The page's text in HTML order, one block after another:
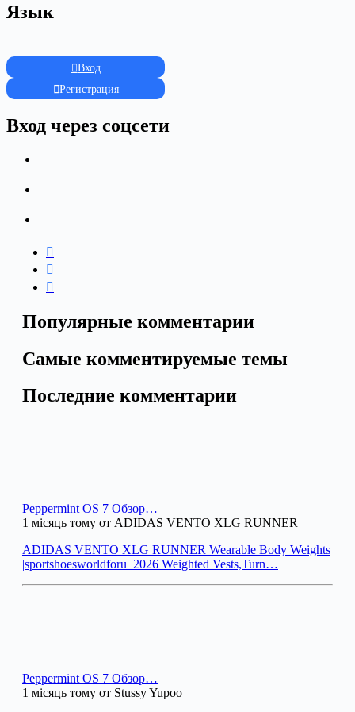
Язык
Вход
Регистрация
Вход через соцсети
Популярные комментарии
Самые комментируемые темы
Последние комментарии
Peppermint OS 7 Обзор…
1 місяць тому от ADIDAS VENTO XLG RUNNER
ADIDAS VENTO XLG RUNNER Wearable Body Weights
|sportshoesworldforu_2026 Weighted Vests,Turn…
Peppermint OS 7 Обзор…
1 місяць тому от Stussy Yupoo